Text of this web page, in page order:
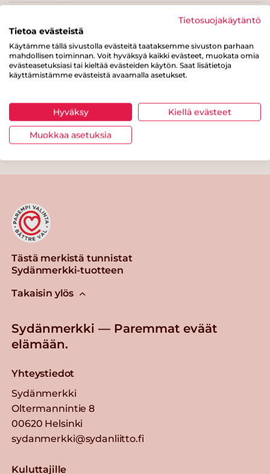
Kuitua
Proteiinia 3.2 g
Suolaa
Tulosta sivu
Tästä merkistä tunnistat
Sydänmerkki-tuotteen
Takaisin ylös
Sydänmerkki — Paremmat eväät
elämään.
Yhteystiedot
Sydänmerkki
Oltermannintie 8
00620 Helsinki
sydanmerkki@sydanliitto.fi
Kuluttajille
Tietosuojakäytäntö
Tietoa evästeistä
Käytämme tällä sivustolla evästeitä taataksemme sivuston parhaan
mahdollisen toiminnan. Voit hyväksyä kaikki evästeet, muokata omia
evästeasetuksiasi tai kieltää evästeiden käytön. Saat lisätietoja
käyttämistämme evästeistä avaamalla asetukset.
Hyväksy Kiellä evästeet
Muokkaa asetuksia